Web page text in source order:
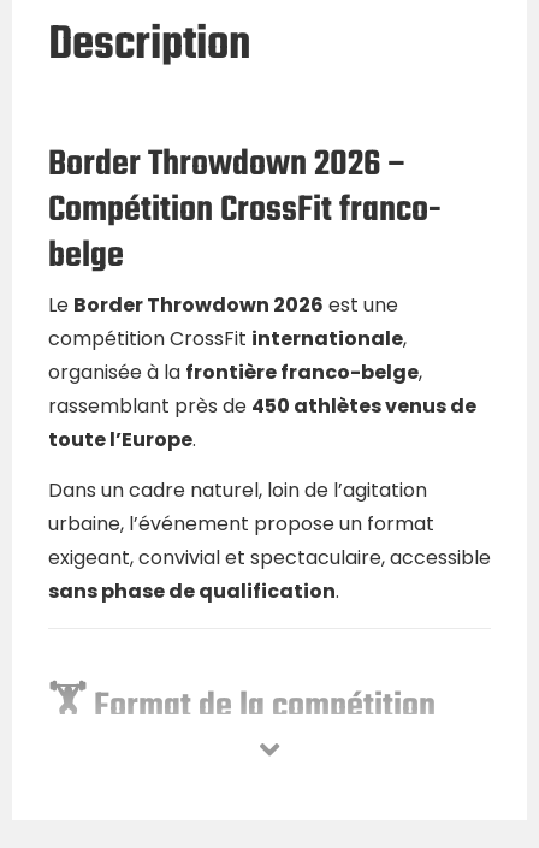
Description
Border Throwdown 2026 –
Compétition CrossFit franco-
belge
Le Border Throwdown 2026 est une
compétition CrossFit internationale,
organisée à la frontière franco-belge,
rassemblant près de 450 athlètes venus de
toute l’Europe.
Dans un cadre naturel, loin de l’agitation
urbaine, l’événement propose un format
exigeant, convivial et spectaculaire, accessible
sans phase de qualification.
🏋️ Format de la compétition
, répartis sur l’ensemble